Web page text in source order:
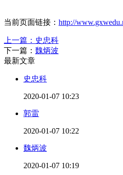
当前页面链接： http://
上一篇： 史忠科
下一篇： 魏炳波
最新文章
史忠科
2020-01-07 10:23
郭雷
2020-01-07 10:22
魏炳波
2020-01-07 10:19